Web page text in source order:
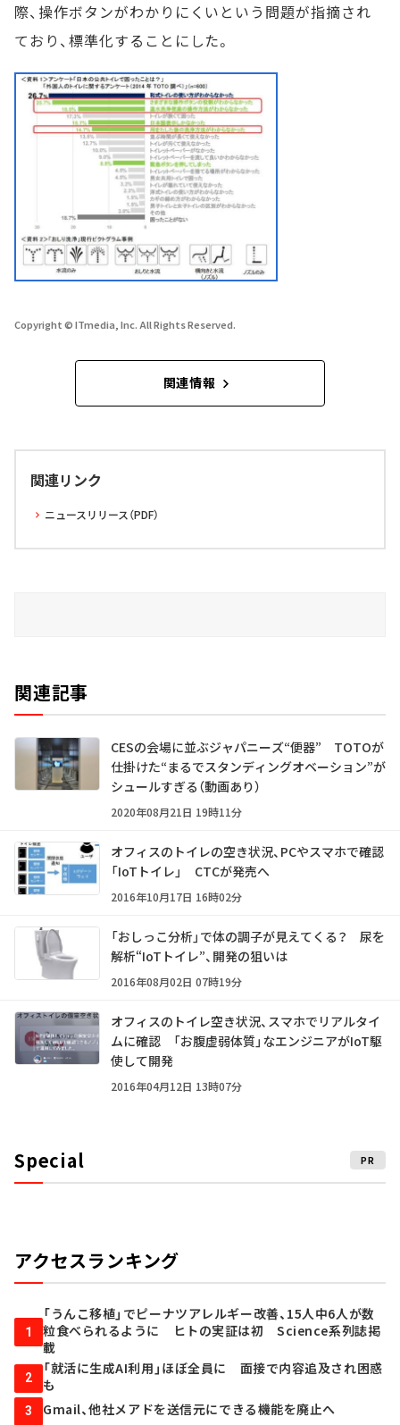
際、操作ボタンがわかりにくいという問題が指摘され
ており、標準化することにした。
Copyright © ITmedia, Inc. All Rights Reserved.
関連情報
関連リンク
ニュースリリース（PDF）
関連記事
CESの会場に並ぶジャパニーズ“便器” TOTOが
仕掛けた“まるでスタンディングオベーション”が
シュールすぎる（動画あり）
2020年08月21日 19時11分
オフィスのトイレの空き状況、PCやスマホで確認
「IoTトイレ」 CTCが発売へ
2016年10月17日 16時02分
「おしっこ分析」で体の調子が見えてくる？ 尿を
解析“IoTトイレ”、開発の狙いは
2016年08月02日 07時19分
オフィスのトイレ空き状況、スマホでリアルタイ
ムに確認 「お腹虚弱体質」なエンジニアがIoT駆
使して開発
2016年04月12日 13時07分
Special PR
アクセスランキング
1
「うんこ移植」でピーナツアレルギー改善、15人中6人が数
粒食べられるように ヒトの実証は初 Science系列誌掲
載
2
「就活に生成AI利用」ほぼ全員に 面接で内容追及され困惑
も
3
Gmail、他社メアドを送信元にできる機能を廃止へ